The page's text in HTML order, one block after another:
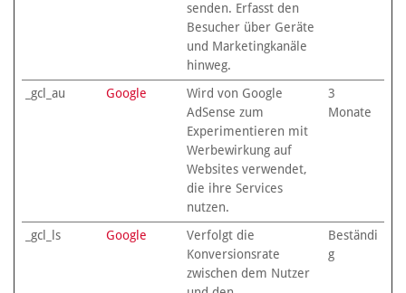
senden. Erfasst den
Besucher über Geräte
und Marketingkanäle
hinweg.
_gcl_au Google
Wird von Google
AdSense zum
Experimentieren mit
Werbewirkung auf
Websites verwendet,
die ihre Services
nutzen.
3
Monate
_gcl_ls Google
Verfolgt die
Konversionsrate
zwischen dem Nutzer
Beständi
g